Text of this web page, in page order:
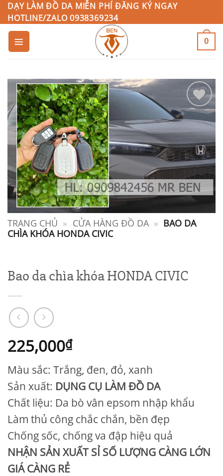
Bỏ
qua
nội
DẠY LÀM ĐỒ DA MIỄN PHÍ ĐĂNG KÝ NGAY
HOTLINE/ZALO 0938369234
0
Add to
Wishlist
TRANG CHỦ » CỬA HÀNG ĐỒ DA » BAO DA
CHÌA KHÓA HONDA CIVIC
Bao da chìa khóa HONDA CIVIC
225,000₫
Màu sắc: Trắng, đen, đỏ, xanh
Sản xuất: DỤNG CỤ LÀM ĐỒ DA
Chất liệu: Da bò vân epsom nhập khẩu
Làm thủ công chắc chắn, bền đẹp
Chống sốc, chống va đập hiệu quả
NHẬN SẢN XUẤT SỈ SỐ LƯỢNG CÀNG LỚN
GIÁ CÀNG RẺ